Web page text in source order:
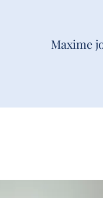
Maxime